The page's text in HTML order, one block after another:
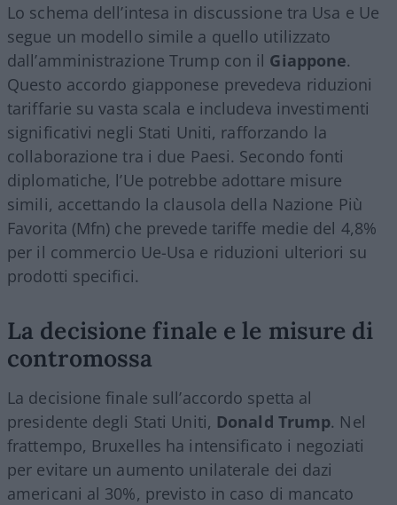
Lo schema dell’intesa in discussione tra Usa e Ue
segue un modello simile a quello utilizzato
dall’amministrazione Trump con il Giappone.
Questo accordo giapponese prevedeva riduzioni
tariffarie su vasta scala e includeva investimenti
significativi negli Stati Uniti, rafforzando la
collaborazione tra i due Paesi. Secondo fonti
diplomatiche, l’Ue potrebbe adottare misure
simili, accettando la clausola della Nazione Più
Favorita (Mfn) che prevede tariffe medie del 4,8%
per il commercio Ue-Usa e riduzioni ulteriori su
prodotti specifici.
La decisione finale e le misure di
contromossa
La decisione finale sull’accordo spetta al
presidente degli Stati Uniti, Donald Trump. Nel
frattempo, Bruxelles ha intensificato i negoziati
per evitare un aumento unilaterale dei dazi
americani al 30%, previsto in caso di mancato